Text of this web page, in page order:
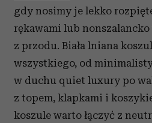
gdy nosimy je lekko
rękawami lub
z przodu. Biała lniana
wszystkiego, od
w duchu quiet luxury po
z topem, klapkami i
koszule warto łączyć z